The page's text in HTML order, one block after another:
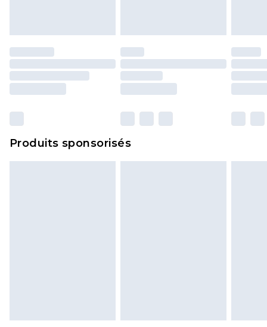
essayées en intérieur. Les articles pour la maison,
y compris le linge de lit, les matelas, les
surmatelas et les oreillers, doivent être inutilisés
n'affecte pas vos droits statutaires.
politique de retour.
Produits sponsorisés